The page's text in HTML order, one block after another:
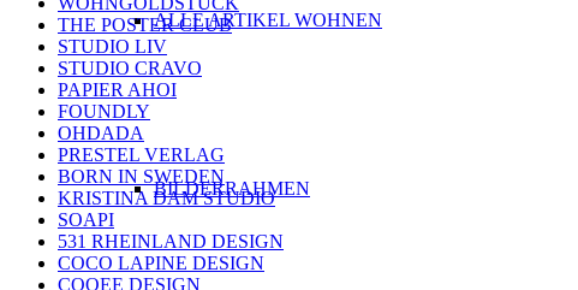
ALLE ARTIKEL WOHNEN
BILDERRAHMEN
THE POSTER CLUB
STUDIO LIV
STUDIO CRAVO
PAPIER AHOI
FOUNDLY
OHDADA
PRESTEL VERLAG
BORN IN SWEDEN
KRISTINA DAM STUDIO
SOAPI
531 RHEINLAND DESIGN
COCO LAPINE DESIGN
COOEE DESIGN